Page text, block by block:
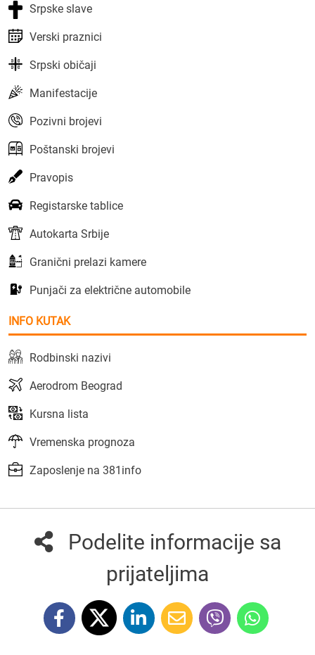
Srpske slave
Verski praznici
Srpski običaji
Manifestacije
Pozivni brojevi
Poštanski brojevi
Pravopis
Registarske tablice
Autokarta Srbije
Granični prelazi kamere
Punjači za električne automobile
INFO KUTAK
Rodbinski nazivi
Aerodrom Beograd
Kursna lista
Vremenska prognoza
Zaposlenje na 381info
Podelite informacije sa
prijateljima